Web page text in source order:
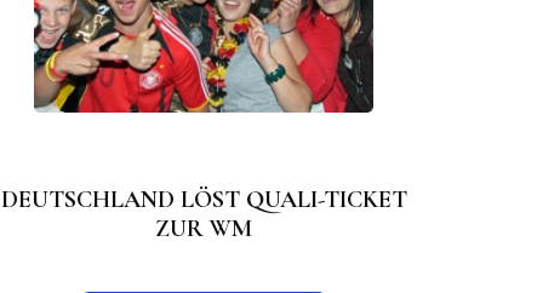
DEUTSCHLAND LÖST QUALI-TICKET
ZUR WM